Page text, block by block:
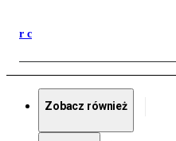
r c
Zobacz również